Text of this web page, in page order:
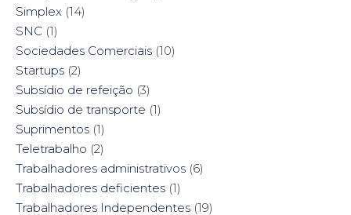
Simplex (14)
SNC (1)
Sociedades Comerciais (10)
Startups (2)
Subsídio de refeição (3)
Subsídio de transporte (1)
Suprimentos (1)
Teletrabalho (2)
Trabalhadores administrativos (6)
Trabalhadores deficientes (1)
Trabalhadores Independentes (19)